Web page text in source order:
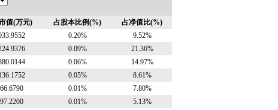
值(万元) 占股本比例(%)
占净值比(%)
0.20%
9.52%
0.09%
21.36%
0.06%
14.97%
0.05%
8.61%
0.01%
7.80%
0.01%
5.13%